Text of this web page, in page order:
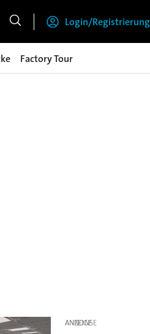
Login/Registrierung
Factory Tour
ANZEIGE